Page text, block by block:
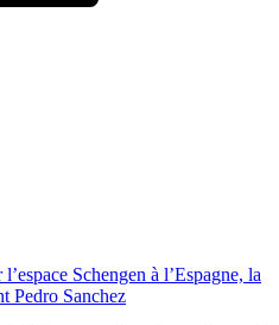
Schengen à l’Espagne, la
Pedro Sanchez